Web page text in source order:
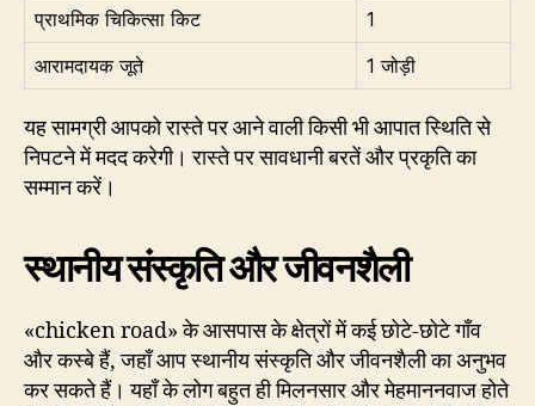
प्राथमिक चिकित्सा किट
1
आरामदायक जूते
1 जोड़ी
यह सामग्री आपको रास्ते पर आने वाली किसी भी आपात स्थिति से
निपटने में मदद करेगी। रास्ते पर सावधानी बरतें और प्रकृति का
सम्मान करें।
स्थानीय संस्कृति और जीवनशैली
«chicken road» के आसपास के क्षेत्रों में कई छोटे-छोटे गाँव
और कस्बे हैं, जहाँ आप स्थानीय संस्कृति और जीवनशैली का अनुभव
कर सकते हैं। यहाँ के लोग बहुत ही मिलनसार और मेहमाननवाज होते